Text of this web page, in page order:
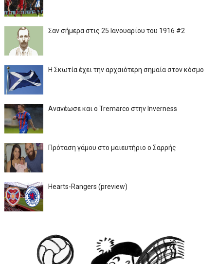
Σαν σήμερα στις 25 Ιανουαρίου του 1916 #2
Η Σκωτία έχει την αρχαιότερη σημαία στον κόσμο
Ανανέωσε και ο Tremarco στην Inverness
Πρόταση γάμου στο μαιευτήριο ο Σαρρής
Hearts-Rangers (preview)